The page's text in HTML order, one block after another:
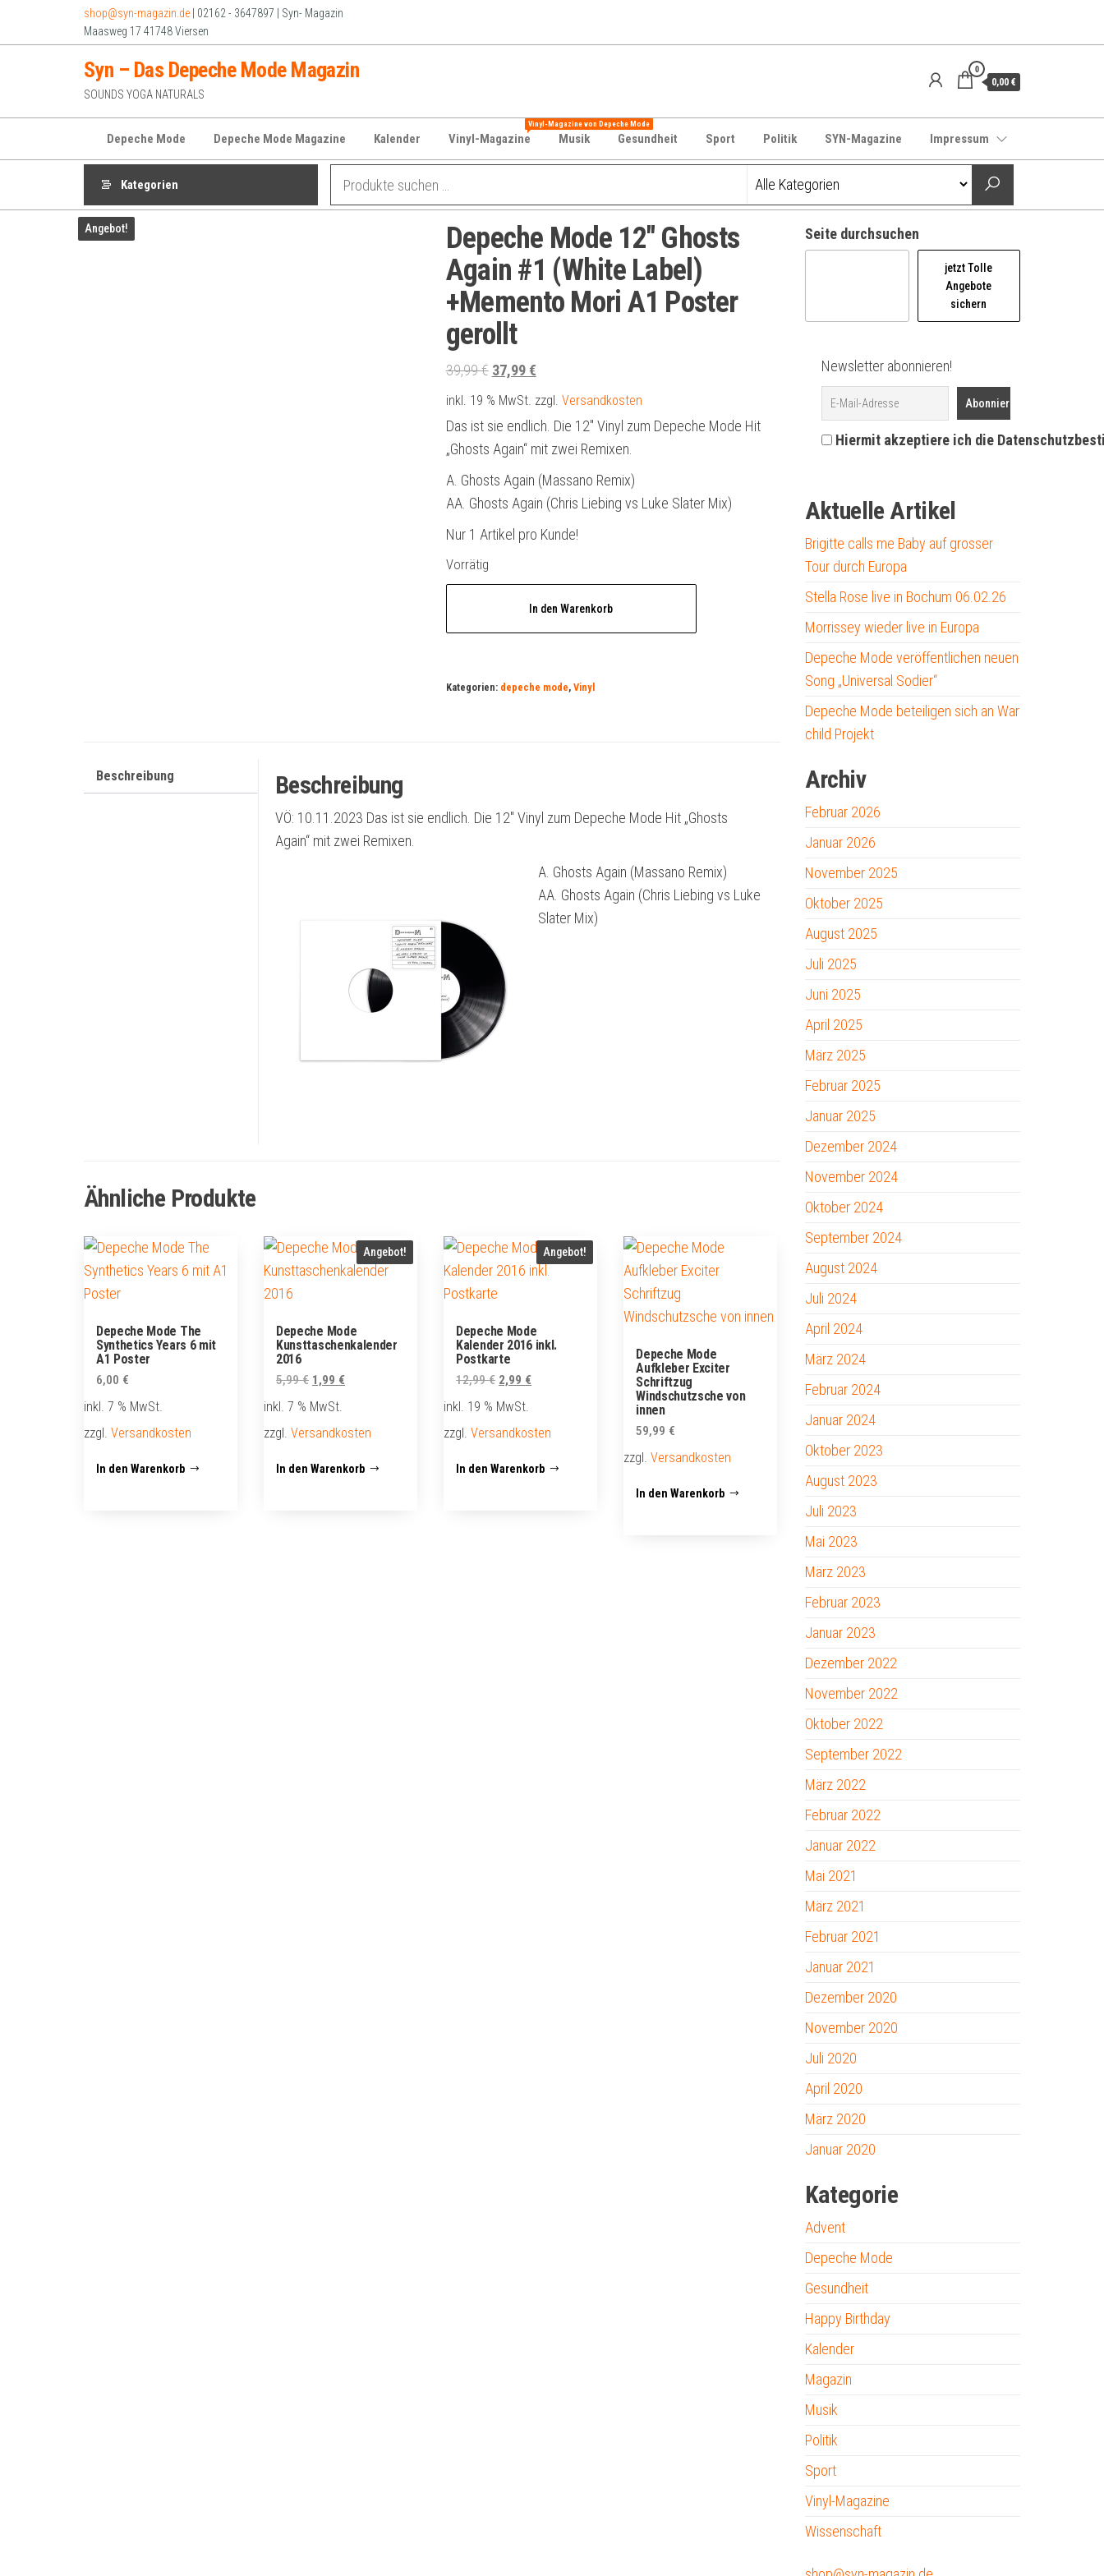
shop@syn-magazin.de | 02162 - 3647897 | Syn- Magazin
Maasweg 17 41748 Viersen
Syn – Das Depeche Mode Magazin
SOUNDS YOGA NATURALS
0
0,00 €
Depeche Mode Depeche Mode Magazine Kalender Vinyl-Magazine
Vinyl-Magazine von Depeche Mode
Musik Gesundheit Sport Politik SYN-Magazine Impressum
Kategorien
Angebot!
Depeche Mode 12″ Ghosts
Again #1 (White Label)
+Memento Mori A1 Poster
gerollt
39,99€ Ursprünglicher
Preis
37,99€Aktueller
Preis
inkl. 19 % MwSt. zzgl. Versandkosten
Das ist sie endlich. Die 12″ Vinyl zum Depeche Mode Hit
„Ghosts Again“ mit zwei Remixen.
A. Ghosts Again (Massano Remix)
AA. Ghosts Again (Chris Liebing vs Luke Slater Mix)
Nur 1 Artikel pro Kunde!
Vorrätig
Again
A1
In den Warenkorb
Kategorien: depeche mode, Vinyl
Beschreibung Beschreibung
VÖ: 10.11.2023 Das ist sie endlich. Die 12″ Vinyl zum Depeche Mode Hit „Ghosts
Again“ mit zwei Remixen.
A. Ghosts Again (Massano Remix)
AA. Ghosts Again (Chris Liebing vs Luke
Slater Mix)
Ähnliche Produkte
Depeche Mode The
Synthetics Years 6 mit
A1 Poster
6,00 €
inkl. 7 % MwSt.
zzgl. Versandkosten
In den Warenkorb
Angebot!
Depeche Mode
Kunsttaschenkalender
2016
5,99€ Ursprünglicher
Preis
5,99 €
1,99 €
1,99 €.
inkl. 7 % MwSt.
zzgl.Versandkosten
In den Warenkorb
Angebot!
Depeche Mode
Kalender 2016 inkl.
Postkarte
12,99€ Ursprünglicher
Preis
12,99 €
2,99 €
2,99 €.
inkl. 19 % MwSt.
zzgl.Versandkosten
In den Warenkorb
Depeche Mode
Aufkleber Exciter
Schriftzug
Windschutzsche von
innen
59,99 €
zzgl.Versandkosten
In den Warenkorb
Seite durchsuchen
jetzt Tolle
Angebote
sichern
Newsletter abonnieren!
Hiermit akzeptiere ich die
Aktuelle Artikel
Brigitte calls me Baby auf grosser
Tour durch Europa
Stella Rose live in Bochum 06.02.26
Morrissey wieder live in Europa
Depeche Mode veröffentlichen neuen
Song „Universal Sodier“
Depeche Mode beteiligen sich an War
child Projekt
Archiv
Februar 2026
Januar 2026
November 2025
Oktober 2025
August 2025
Juli 2025
Juni 2025
April 2025
März 2025
Februar 2025
Januar 2025
Dezember 2024
November 2024
Oktober 2024
September 2024
August 2024
Juli 2024
April 2024
März 2024
Februar 2024
Januar 2024
Oktober 2023
August 2023
Juli 2023
Mai 2023
März 2023
Februar 2023
Januar 2023
Dezember 2022
November 2022
Oktober 2022
September 2022
März 2022
Februar 2022
Januar 2022
Mai 2021
März 2021
Februar 2021
Januar 2021
Dezember 2020
November 2020
Juli 2020
April 2020
März 2020
Januar 2020
Kategorie
Advent
Depeche Mode
Gesundheit
Happy Birthday
Kalender
Magazin
Musik
Politik
Sport
Vinyl-Magazine
Wissenschaft